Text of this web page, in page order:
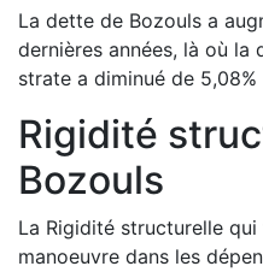
La dette de Bozouls a
dernières années, là où la
strate a diminué de 5,08%
Rigidité
Bozouls
La Rigidité structurelle
manoeuvre dans les